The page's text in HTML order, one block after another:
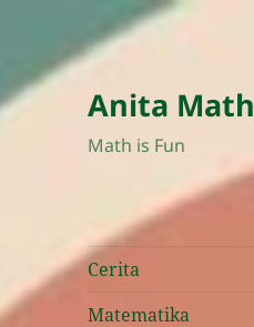
Anita Math
Math is Fun
Cerita
Matematika